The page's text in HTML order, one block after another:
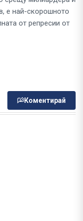
е най-скорошното
от репресии от
Коментирай